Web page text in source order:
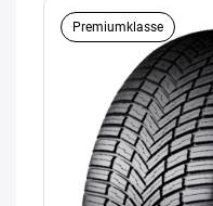
Premiumklasse